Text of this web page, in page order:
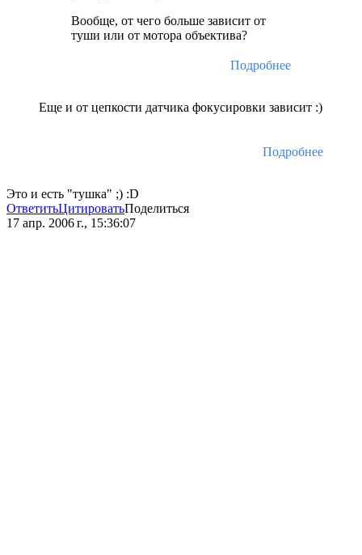
Вообще, от чего больше зависит от
туши или от мотора объектива?
Подробнее
Еще и от цепкости датчика фокусировки зависит :)
Подробнее
Это и есть "тушка" ;) :D
ОтветитьЦитироватьПоделиться
17 апр. 2006 г., 15:36:07